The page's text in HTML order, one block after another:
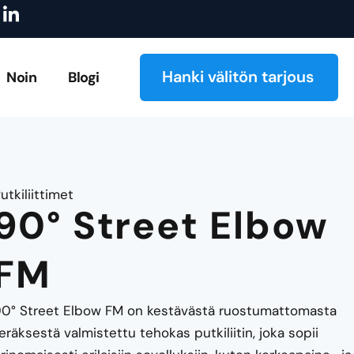
I
c
o
-
i
n
Noin Blogi Hanki välitön tarjous
Street Elbow
Street Elbow FM on kestävästä ruostumattomasta
valmistettu tehokas putkiliitin, joka sopii